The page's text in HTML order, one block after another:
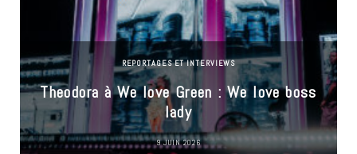
REPORTAGES ET INTERVIEWS
Theodora à We love Green : We love boss
lady
9 JUIN 2026